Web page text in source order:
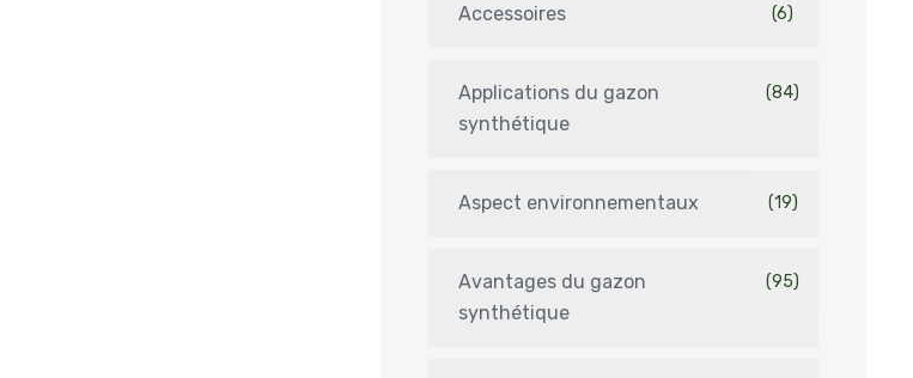
Accessoires (6)
Applications du gazon
synthétique
(84)
Aspect environnementaux (19)
Avantages du gazon
synthétique
(95)